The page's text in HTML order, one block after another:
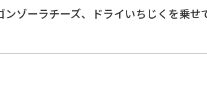
ゾーラチーズ、ドライいちじくを乗せ